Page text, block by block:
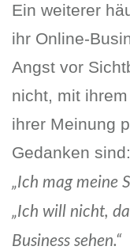
Ein weiterer
ihr Online-
Angst vor
nicht, mit
ihrer Meinung
Gedanken sind:
„Ich mag meine
„Ich will nicht,
Business sehen.“